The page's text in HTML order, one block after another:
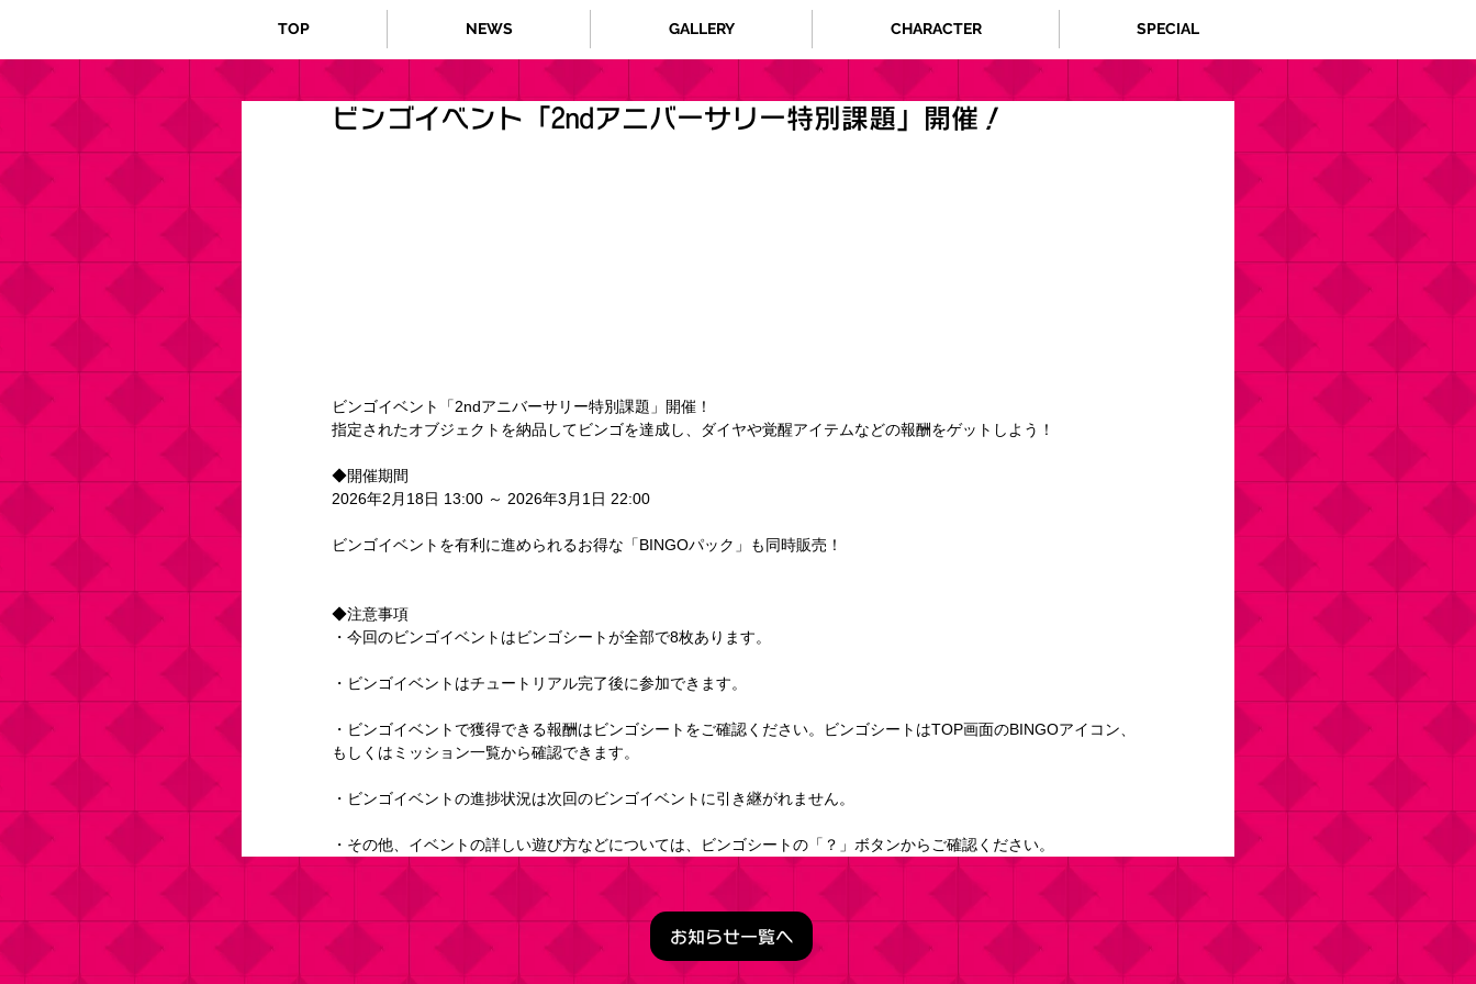
TOP NEWS GALLERY CHARACTER SPECIAL
ビンゴイベント「2ndアニバーサリー特別課題」開催！
ビンゴイベント「2ndアニバーサリー特別課題」開催！
指定されたオブジェクトを納品してビンゴを達成し、ダイヤや覚醒アイテムなどの報酬をゲットしよう！
◆開催期間
2026年2月18日 13:00 ～ 2026年3月1日 22:00
ビンゴイベントを有利に進められるお得な「BINGOパック」も同時販売！
◆注意事項
・今回のビンゴイベントはビンゴシートが全部で8枚あります。
・ビンゴイベントはチュートリアル完了後に参加できます。
・ビンゴイベントで獲得できる報酬はビンゴシートをご確認ください。ビンゴシートはTOP画面のBINGOアイコン、
もしくはミッション一覧から確認できます。
・ビンゴイベントの進捗状況は次回のビンゴイベントに引き継がれません。
・その他、イベントの詳しい遊び方などについては、ビンゴシートの「？」ボタンからご確認ください。
お知らせ一覧へ